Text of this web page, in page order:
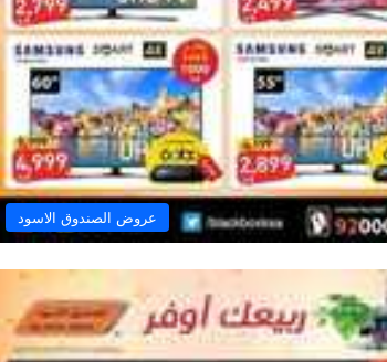
عروض الصندوق الاسود